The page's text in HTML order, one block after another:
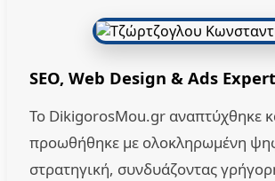
SEO, Web Design & Ads Expert
Το DikigorosMou.gr αναπτύχθηκε
προωθήθηκε με ολοκληρωμένη
στρατηγική, συνδυάζοντας